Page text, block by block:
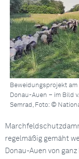
Beweidungsprojekt
Donau-Auen – im Bild
Semrad, Foto: ©
regelmäßig gemäht
Donau-Auen von